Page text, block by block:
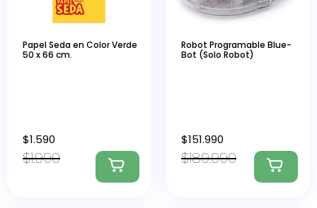
Papel Seda en Color Verde
50 x 66 cm.
$1.990
$1.590
Robot Programable Blue-
Bot (Solo Robot)
$189.990
$151.990